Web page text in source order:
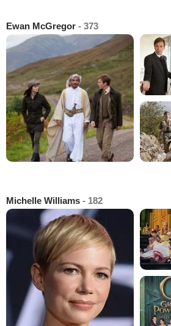
Ewan McGregor - 373
Michelle Williams - 182